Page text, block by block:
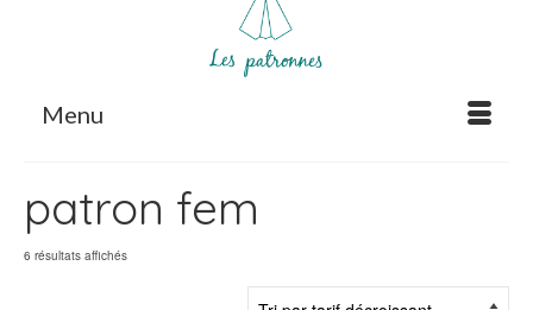
Menu
patron fem
6 résultats affichésTrié